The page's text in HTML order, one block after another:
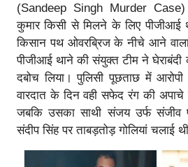
(Sandeep Singh Murder Case)
कुमार किसी से मिलने के लिए पीजीआई
किसान पथ ओवरब्रिज के नीचे आने
पीजीआई थाने की संयुक्त टीम ने
दबोच लिया। पुलिसी पूछताछ में
वारदात के दिन वही सफेद रंग की अपाचे
जबकि उसका साथी संजय उर्फ संजीव
संदीप सिंह पर ताबड़तोड़ गोलियां चलाई